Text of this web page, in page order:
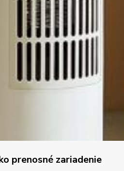
prenosné zariadenie